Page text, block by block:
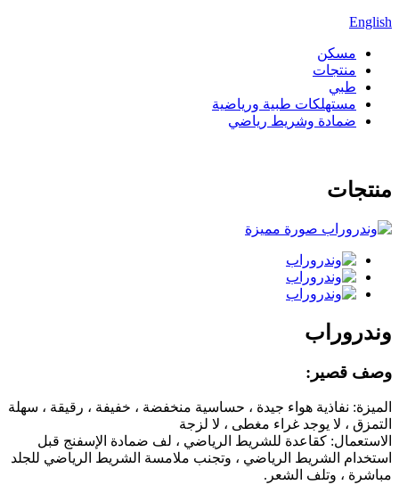
English
مسكن
منتجات
طبي
مستهلكات طبية ورياضية
ضمادة وشريط رياضي
منتجات
وندروراب
وصف قصير:
الميزة: نفاذية هواء جيدة ، حساسية منخفضة ، خفيفة ، رقيقة ، سهلة
التمزق ، لا يوجد غراء مغطى ، لا لزجة
الاستعمال: كقاعدة للشريط الرياضي ، لف ضمادة الإسفنج قبل
استخدام الشريط الرياضي ، وتجنب ملامسة الشريط الرياضي للجلد
مباشرة ، وتلف الشعر.